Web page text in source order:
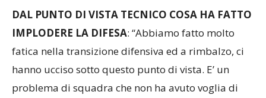
DAL PUNTO DI VISTA TECNICO COSA HA FATTO
IMPLODERE LA DIFESA: “Abbiamo fatto molto
fatica nella transizione difensiva ed a rimbalzo, ci
hanno ucciso sotto questo punto di vista. E’ un
problema di squadra che non ha avuto voglia di